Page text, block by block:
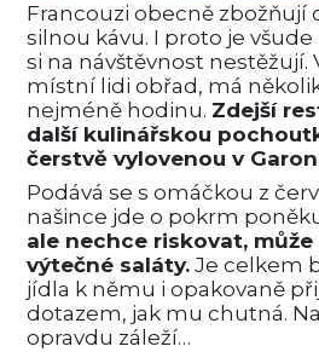
Francouzi obecně zbožňují
silnou kávu. I proto je
si na návštěvnost nestěžují.
místní lidi obřad, má
nejméně hodinu. Zdejší
další kulinářskou
čerstvě vylovenou v
Podává se s omáčkou z
našince jde o pokrm
ale nechce riskovat,
výtečné saláty. Je celkem
jídla k němu i opakovaně
dotazem, jak mu chutná.
opravdu záleží…